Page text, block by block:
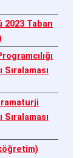
2023 Taban